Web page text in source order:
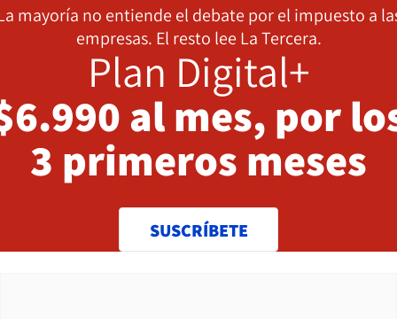
mayoría no entiende el debate por el impuesto a
empresas. El resto lee La Tercera.
Plan Digital+
al mes, por
3 primeros meses
SUSCRÍBETE